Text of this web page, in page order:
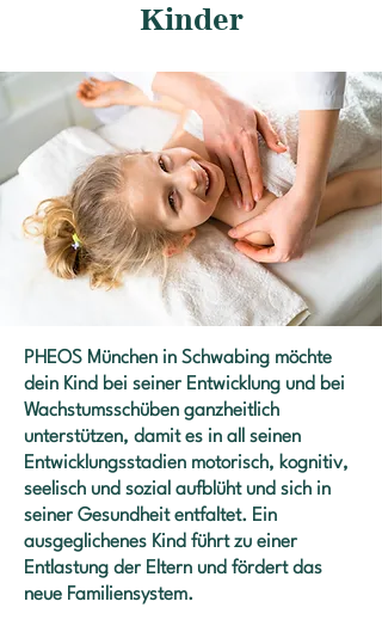
Kinder
PHEOS München in Schwabing möchte
dein Kind bei seiner Entwicklung und bei
Wachstumsschüben ganzheitlich
unterstützen, damit es in all seinen
Entwicklungsstadien motorisch, kognitiv,
seelisch und sozial aufblüht und sich in
seiner Gesundheit entfaltet. Ein
ausgeglichenes Kind führt zu einer
Entlastung der Eltern und fördert das
neue Familiensystem.